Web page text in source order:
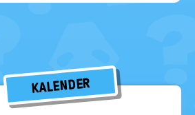
KALENDER